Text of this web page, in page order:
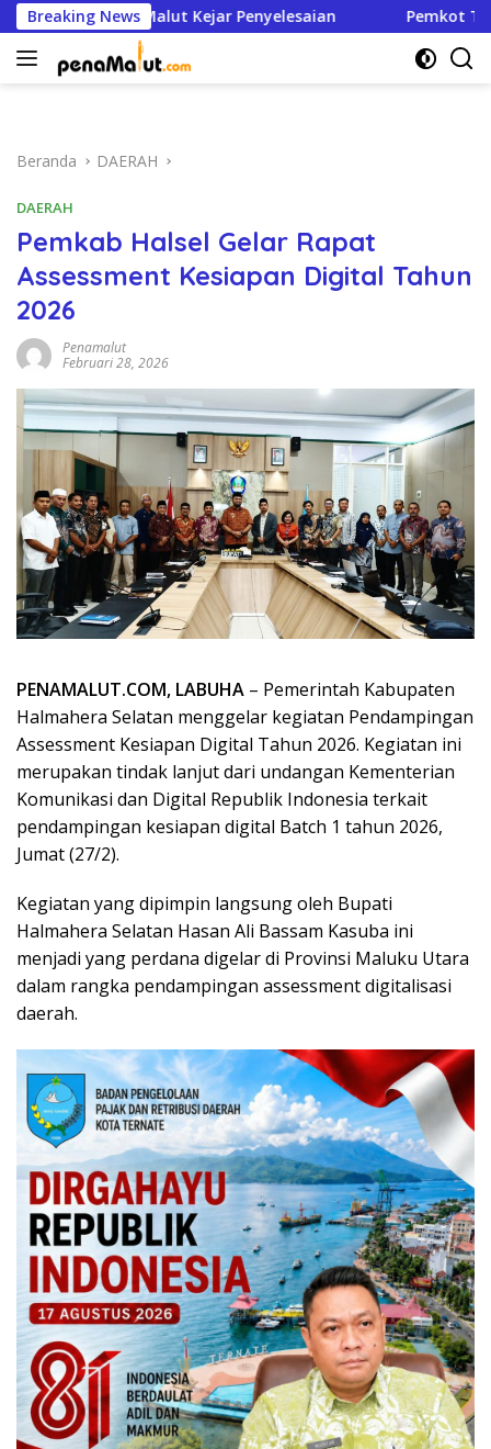
Langsung
ke
konten
Breaking News
BPJN Malut Kejar Penyelesaian Pemkot Ternate
Beranda DAERAH
DAERAH
Pemkab Halsel Gelar Rapat
Assessment Kesiapan Digital Tahun
2026
Penamalut
Februari 28, 2026
PENAMALUT.COM, LABUHA – Pemerintah Kabupaten
Halmahera Selatan menggelar kegiatan Pendampingan
Assessment Kesiapan Digital Tahun 2026. Kegiatan ini
merupakan tindak lanjut dari undangan Kementerian
Komunikasi dan Digital Republik Indonesia terkait
pendampingan kesiapan digital Batch 1 tahun 2026,
Jumat (27/2).
Kegiatan yang dipimpin langsung oleh Bupati
Halmahera Selatan Hasan Ali Bassam Kasuba ini
menjadi yang perdana digelar di Provinsi Maluku Utara
dalam rangka pendampingan assessment digitalisasi
daerah.